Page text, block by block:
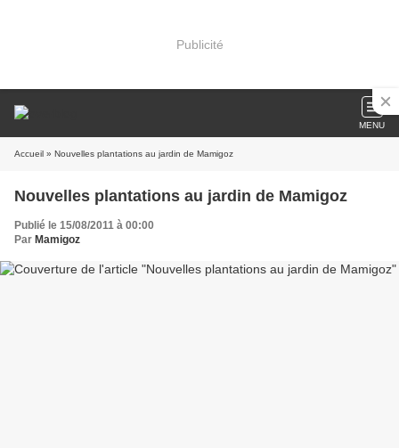
Publicité
MENU
Accueil » Nouvelles plantations au jardin de Mamigoz
Nouvelles plantations au jardin de Mamigoz
Publié le 15/08/2011 à 00:00
Par Mamigoz